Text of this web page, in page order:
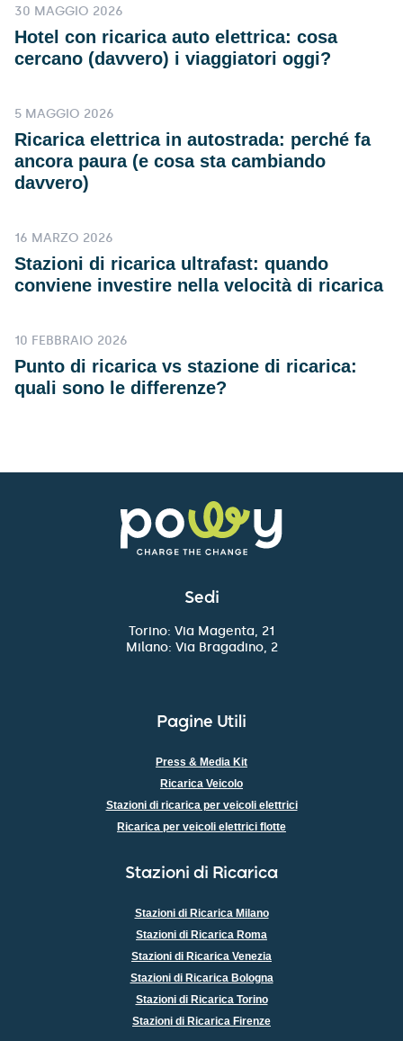
30 MAGGIO 2026
Hotel con ricarica auto elettrica: cosa
cercano (davvero) i viaggiatori oggi?
5 MAGGIO 2026
Ricarica elettrica in autostrada: perché fa
ancora paura (e cosa sta cambiando
davvero)
16 MARZO 2026
Stazioni di ricarica ultrafast: quando
conviene investire nella velocità di ricarica
10 FEBBRAIO 2026
Punto di ricarica vs stazione di ricarica:
quali sono le differenze?
Sedi
Torino: Via Magenta, 21
Milano: Via Bragadino, 2
Pagine Utili
Press & Media Kit
Ricarica Veicolo
Stazioni di ricarica per veicoli elettrici
Ricarica per veicoli elettrici flotte
Stazioni di Ricarica
Stazioni di Ricarica Milano
Stazioni di Ricarica Roma
Stazioni di Ricarica Venezia
Stazioni di Ricarica Bologna
Stazioni di Ricarica Torino
Stazioni di Ricarica Firenze